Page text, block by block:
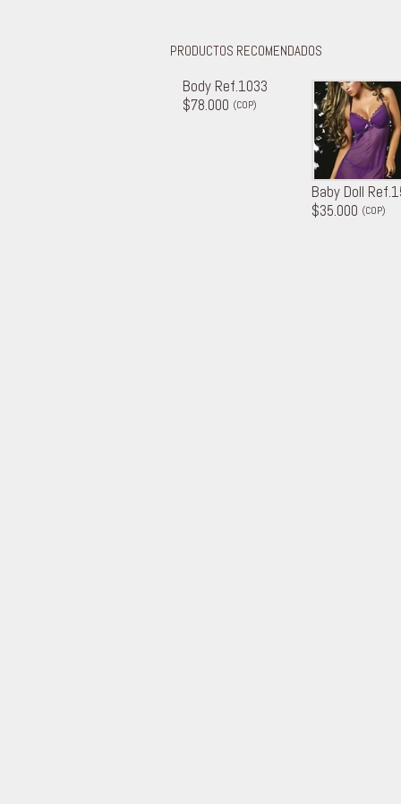
PRODUCTOS RECOMENDADOS
Body Ref.1033
$78.000 (COP)
Baby Doll
$35.000 (COP)